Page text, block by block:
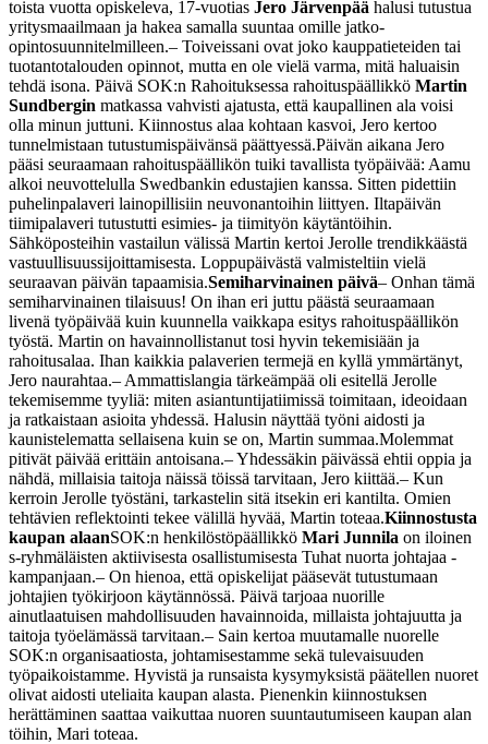
toista vuotta opiskeleva, 17-vuotias Jero Järvenpää halusi tutustua
yritysmaailmaan ja hakea samalla suuntaa omille jatko-
opintosuunnitelmilleen.– Toiveissani ovat joko kauppatieteiden tai
tuotantotalouden opinnot, mutta en ole vielä varma, mitä haluaisin
tehdä isona. Päivä SOK:n Rahoituksessa rahoituspäällikkö Martin
Sundbergin matkassa vahvisti ajatusta, että kaupallinen ala voisi
olla minun juttuni. Kiinnostus alaa kohtaan kasvoi, Jero kertoo
tunnelmistaan tutustumispäivänsä päättyessä.Päivän aikana Jero
pääsi seuraamaan rahoituspäällikön tuiki tavallista työpäivää: Aamu
alkoi neuvottelulla Swedbankin edustajien kanssa. Sitten pidettiin
puhelinpalaveri lainopillisiin neuvonantoihin liittyen. Iltapäivän
tiimipalaveri tutustutti esimies- ja tiimityön käytäntöihin.
Sähköposteihin vastailun välissä Martin kertoi Jerolle trendikkäästä
vastuullisuussijoittamisesta. Loppupäivästä valmisteltiin vielä
seuraavan päivän tapaamisia.Semiharvinainen päivä– Onhan tämä
semiharvinainen tilaisuus! On ihan eri juttu päästä seuraamaan
livenä työpäivää kuin kuunnella vaikkapa esitys rahoituspäällikön
työstä. Martin on havainnollistanut tosi hyvin tekemisiään ja
rahoitusalaa. Ihan kaikkia palaverien termejä en kyllä ymmärtänyt,
Jero naurahtaa.– Ammattislangia tärkeämpää oli esitellä Jerolle
tekemisemme tyyliä: miten asiantuntijatiimissä toimitaan, ideoidaan
ja ratkaistaan asioita yhdessä. Halusin näyttää työni aidosti ja
kaunistelematta sellaisena kuin se on, Martin summaa.Molemmat
pitivät päivää erittäin antoisana.– Yhdessäkin päivässä ehtii oppia ja
nähdä, millaisia taitoja näissä töissä tarvitaan, Jero kiittää.– Kun
kerroin Jerolle työstäni, tarkastelin sitä itsekin eri kantilta. Omien
tehtävien reflektointi tekee välillä hyvää, Martin toteaa.Kiinnostusta
kaupan alaanSOK:n henkilöstöpäällikkö Mari Junnila on iloinen
s-ryhmäläisten aktiivisesta osallistumisesta Tuhat nuorta johtajaa -
kampanjaan.– On hienoa, että opiskelijat pääsevät tutustumaan
johtajien työkirjoon käytännössä. Päivä tarjoaa nuorille
ainutlaatuisen mahdollisuuden havainnoida, millaista johtajuutta ja
taitoja työelämässä tarvitaan.– Sain kertoa muutamalle nuorelle
SOK:n organisaatiosta, johtamisestamme sekä tulevaisuuden
työpaikoistamme. Hyvistä ja runsaista kysymyksistä päätellen nuoret
olivat aidosti uteliaita kaupan alasta. Pienenkin kiinnostuksen
herättäminen saattaa vaikuttaa nuoren suuntautumiseen kaupan alan
töihin, Mari toteaa.